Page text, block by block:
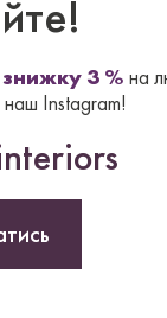
3 % на
наш Instagram!